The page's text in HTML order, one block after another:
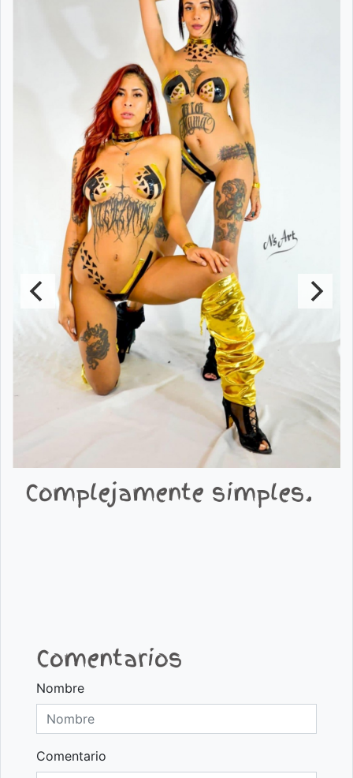
Complejamente simples.
Comentarios
Nombre
Comentario